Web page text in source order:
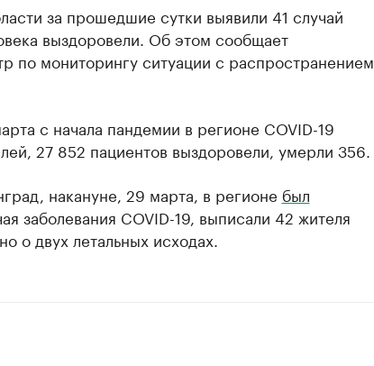
за прошедшие сутки выявили 41 случай
выздоровели. Об этом сообщает
по мониторингу ситуации с распространением
с начала пандемии в регионе COVID-19
27 852 пациентов выздоровели, умерли 356.
накануне, 29 марта, в регионе был
заболевания COVID-19, выписали 42 жителя
о двух летальных исходах.